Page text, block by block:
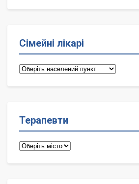
Сімейні лікарі
Сімейні
Терапевти
Терапевти